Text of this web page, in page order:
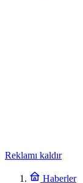
Reklamı kaldır
Haberler